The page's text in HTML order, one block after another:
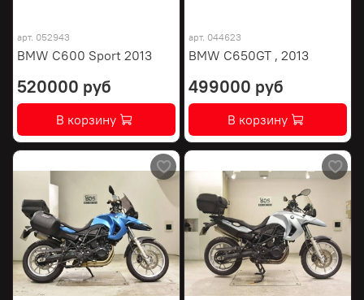
арт. 052943
BMW C600 Sport 2013
520000 руб
В корзину
арт. 044623
BMW C650GT , 2013
499000 руб
В корзину